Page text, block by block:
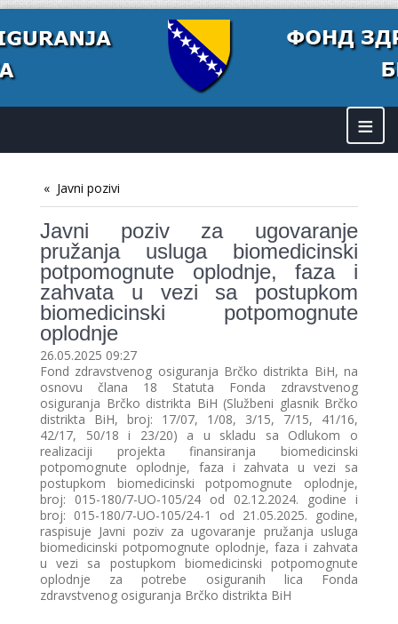
≡
Javni pozivi
Javni poziv za ugovaranje
pružanja usluga biomedicinski
potpomognute oplodnje, faza i
zahvata u vezi sa postupkom
biomedicinski potpomognute
oplodnje
26.05.2025 09:27
Fond zdravstvenog osiguranja Brčko distrikta BiH, na
osnovu člana 18 Statuta Fonda zdravstvenog
osiguranja Brčko distrikta BiH (Službeni glasnik Brčko
distrikta BiH, broj: 17/07, 1/08, 3/15, 7/15, 41/16,
42/17, 50/18 i 23/20) a u skladu sa Odlukom o
realizaciji projekta finansiranja biomedicinski
potpomognute oplodnje, faza i zahvata u vezi sa
postupkom biomedicinski potpomognute oplodnje,
broj: 015-180/7-UO-105/24 od 02.12.2024. godine i
broj: 015-180/7-UO-105/24-1 od 21.05.2025. godine,
raspisuje Javni poziv za ugovaranje pružanja usluga
biomedicinski potpomognute oplodnje, faza i zahvata
u vezi sa postupkom biomedicinski potpomognute
oplodnje za potrebe osiguranih lica Fonda
zdravstvenog osiguranja Brčko distrikta BiH